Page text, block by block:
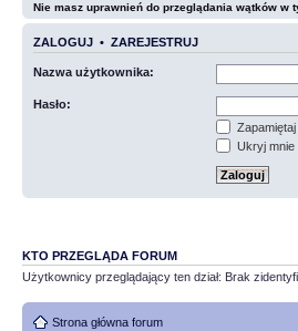
Nie masz uprawnień do przeglądania wątków w
ZALOGUJ • ZAREJESTRUJ
Nazwa użytkownika:
Hasło:
Zapamiętaj
Ukryj mnie
KTO PRZEGLĄDA FORUM
Użytkownicy przeglądający ten dział: Brak
Strona główna forum